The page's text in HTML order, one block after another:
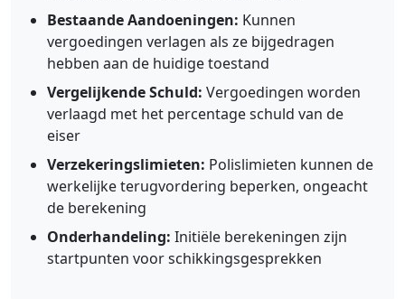
Bestaande Aandoeningen: Kunnen
vergoedingen verlagen als ze bijgedragen
hebben aan de huidige toestand
Vergelijkende Schuld: Vergoedingen worden
verlaagd met het percentage schuld van de
eiser
Verzekeringslimieten: Polislimieten kunnen de
werkelijke terugvordering beperken, ongeacht
de berekening
Onderhandeling: Initiële berekeningen zijn
startpunten voor schikkingsgesprekken